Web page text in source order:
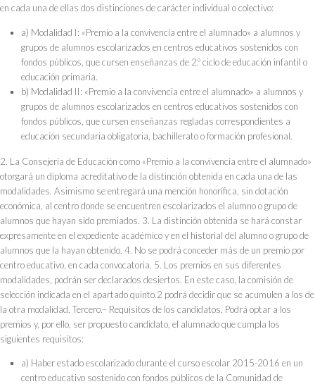
en cada una de ellas dos distinciones de carácter individual o colectivo:
a) Modalidad I: «Premio a la convivencia entre el alumnado» a alumnos y
grupos de alumnos escolarizados en centros educativos sostenidos con
fondos públicos, que cursen enseñanzas de 2.º ciclo de educación infantil o
educación primaria.
b) Modalidad II: «Premio a la convivencia entre el alumnado» a alumnos y
grupos de alumnos escolarizados en centros educativos sostenidos con
fondos públicos, que cursen enseñanzas regladas correspondientes a
educación secundaria obligatoria, bachillerato o formación profesional.
2. La Consejería de Educación como «Premio a la convivencia entre el alumnado»
otorgará un diploma acreditativo de la distinción obtenida en cada una de las
modalidades. Asimismo se entregará una mención honorífica, sin dotación
económica, al centro donde se encuentren escolarizados el alumno o grupo de
alumnos que hayan sido premiados. 3. La distinción obtenida se hará constar
expresamente en el expediente académico y en el historial del alumno o grupo de
alumnos que la hayan obtenido. 4. No se podrá conceder más de un premio por
centro educativo, en cada convocatoria. 5. Los premios en sus diferentes
modalidades, podrán ser declarados desiertos. En este caso, la comisión de
selección indicada en el apartado quinto.2 podrá decidir que se acumulen a los de
la otra modalidad. Tercero.– Requisitos de los candidatos. Podrá optar a los
premios y, por ello, ser propuesto candidato, el alumnado que cumpla los
siguientes requisitos:
a) Haber estado escolarizado durante el curso escolar 2015-2016 en un
centro educativo sostenido con fondos públicos de la Comunidad de